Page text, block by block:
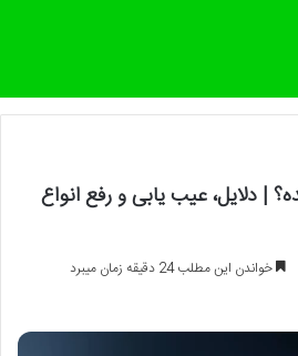
| دلایل، عیب یابی و رفع انواع
خواندن این مطلب 24 دقیقه زمان میبرد